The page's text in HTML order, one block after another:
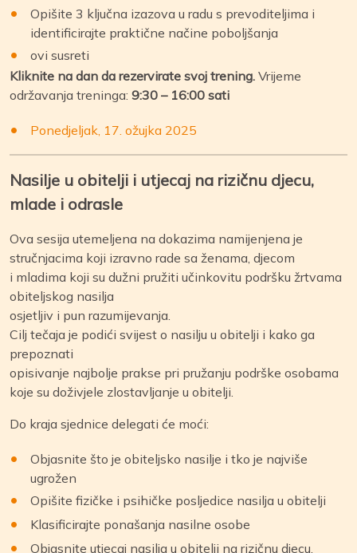
Opišite 3 ključna izazova u radu s prevoditeljima i
identificirajte praktične načine poboljšanja
ovi susreti
Kliknite na dan da rezervirate svoj trening. Vrijeme
održavanja treninga: 9:30 – 16:00 sati
Ponedjeljak, 17. ožujka 2025
Nasilje u obitelji i utjecaj na rizičnu djecu,
mlade i odrasle
Ova sesija utemeljena na dokazima namijenjena je
stručnjacima koji izravno rade sa ženama, djecom
i mladima koji su dužni pružiti učinkovitu podršku žrtvama
obiteljskog nasilja
osjetljiv i pun razumijevanja.
Cilj tečaja je podići svijest o nasilju u obitelji i kako ga
prepoznati
opisivanje najbolje prakse pri pružanju podrške osobama
koje su doživjele zlostavljanje u obitelji.
Do kraja sjednice delegati će moći:
Objasnite što je obiteljsko nasilje i tko je najviše
ugrožen
Opišite fizičke i psihičke posljedice nasilja u obitelji
Klasificirajte ponašanja nasilne osobe
Objasnite utjecaj nasilja u obitelji na rizičnu djecu,